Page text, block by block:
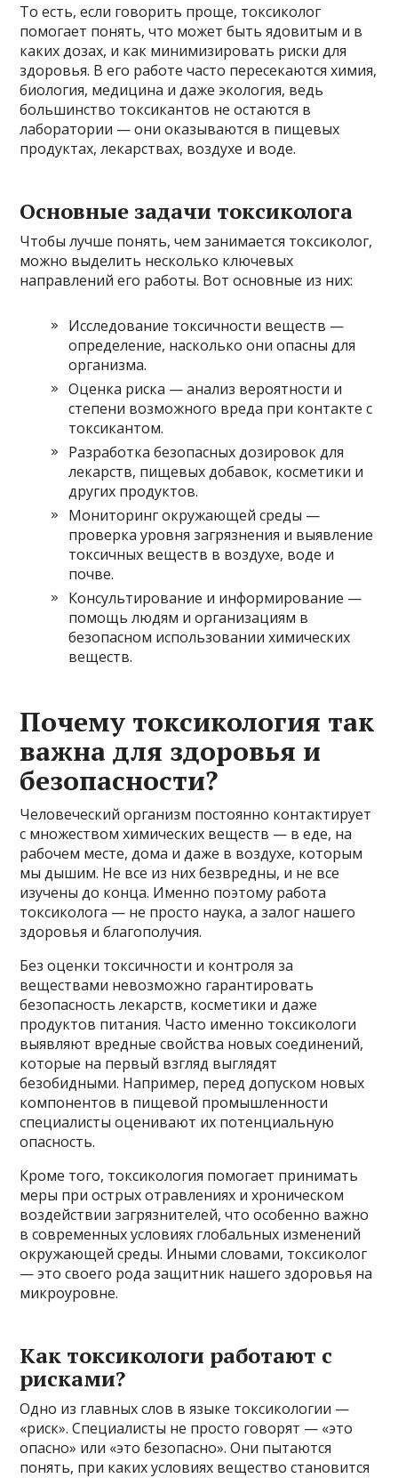
То есть, если говорить проще, токсиколог
помогает понять, что может быть ядовитым и в
каких дозах, и как минимизировать риски для
здоровья. В его работе часто пересекаются химия,
биология, медицина и даже экология, ведь
большинство токсикантов не остаются в
лаборатории — они оказываются в пищевых
продуктах, лекарствах, воздухе и воде.
Основные задачи токсиколога
Чтобы лучше понять, чем занимается токсиколог,
можно выделить несколько ключевых
направлений его работы. Вот основные из них:
Исследование токсичности веществ —
определение, насколько они опасны для
организма.
Оценка риска — анализ вероятности и
степени возможного вреда при контакте с
токсикантом.
Разработка безопасных дозировок для
лекарств, пищевых добавок, косметики и
других продуктов.
Мониторинг окружающей среды —
проверка уровня загрязнения и выявление
токсичных веществ в воздухе, воде и
почве.
Консультирование и информирование —
помощь людям и организациям в
безопасном использовании химических
веществ.
Почему токсикология так
важна для здоровья и
безопасности?
Человеческий организм постоянно контактирует
с множеством химических веществ — в еде, на
рабочем месте, дома и даже в воздухе, которым
мы дышим. Не все из них безвредны, и не все
изучены до конца. Именно поэтому работа
токсиколога — не просто наука, а залог нашего
здоровья и благополучия.
Без оценки токсичности и контроля за
веществами невозможно гарантировать
безопасность лекарств, косметики и даже
продуктов питания. Часто именно токсикологи
выявляют вредные свойства новых соединений,
которые на первый взгляд выглядят
безобидными. Например, перед допуском новых
компонентов в пищевой промышленности
специалисты оценивают их потенциальную
опасность.
Кроме того, токсикология помогает принимать
меры при острых отравлениях и хроническом
воздействии загрязнителей, что особенно важно
в современных условиях глобальных изменений
окружающей среды. Иными словами, токсиколог
— это своего рода защитник нашего здоровья на
микроуровне.
Как токсикологи работают с
рисками?
Одно из главных слов в языке токсикологии —
«риск». Специалисты не просто говорят — «это
опасно» или «это безопасно». Они пытаются
понять, при каких условиях вещество становится